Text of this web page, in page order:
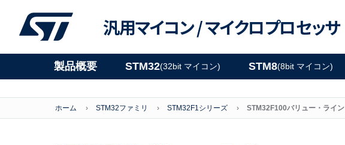
汎用マイコン /マイクロプロセッサ
製品概要 STM32(32bit マイコン) STM8(8bit マイコン)
ホーム STM32ファミリ STM32F1シリーズ STM32F100バリュー・ライン